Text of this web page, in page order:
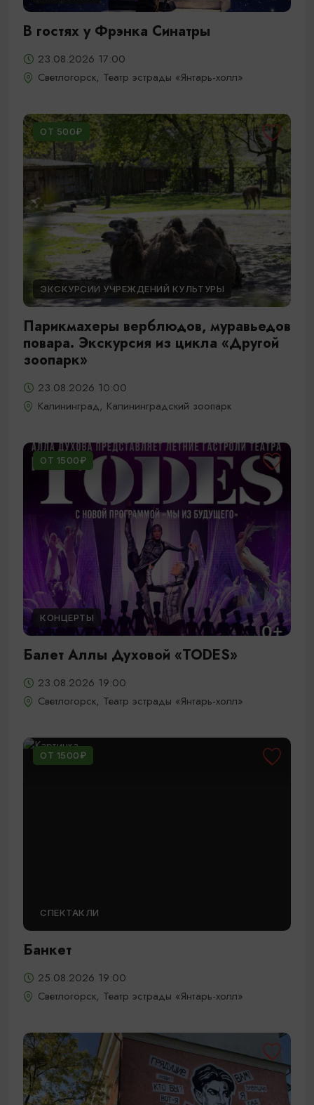
В гостях у Фрэнка Синатры
23.08.2026 17:00
Светлогорск, Театр эстрады «Янтарь-холл»
ОТ 500₽
ЭКСКУРСИИ УЧРЕЖДЕНИЙ КУЛЬТУРЫ
Парикмахеры верблюдов, муравьедов
повара. Экскурсия из цикла «Другой
зоопарк»
23.08.2026 10:00
Калининград, Калининградский зоопарк
ОТ 1500₽
КОНЦЕРТЫ
Балет Аллы Духовой «TODES»
23.08.2026 19:00
Светлогорск, Театр эстрады «Янтарь-холл»
ОТ 1500₽
СПЕКТАКЛИ
Банкет
25.08.2026 19:00
Светлогорск, Театр эстрады «Янтарь-холл»